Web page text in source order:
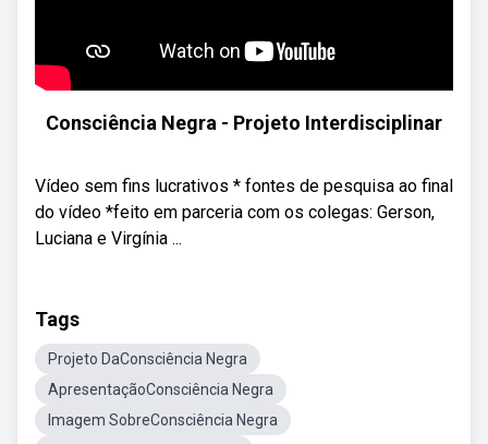
Consciência Negra - Projeto Interdisciplinar
Vídeo sem fins lucrativos * fontes de pesquisa ao final
do vídeo *feito em parceria com os colegas: Gerson,
Luciana e Virgínia ...
Tags
Projeto DaConsciência Negra
ApresentaçãoConsciência Negra
Imagem SobreConsciência Negra